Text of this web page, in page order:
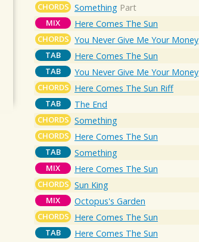
CHORDS Something Part
MIX Here Comes The Sun
CHORDS You Never Give Me Your Money
TAB Here Comes The Sun
TAB You Never Give Me Your Money
CHORDS Here Comes The Sun Riff
TAB The End
CHORDS Something
CHORDS Here Comes The Sun
TAB Something
MIX Here Comes The Sun
CHORDS Sun King
MIX Octopus's Garden
CHORDS Here Comes The Sun
TAB Here Comes The Sun